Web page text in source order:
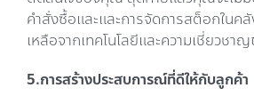
คำสั่งซื้อและและการจัดการสต็อกในค
เหลือจากเทคโนโลยีและความเชี่ยวช
5.การสร้างประสบการณ์ที่ดีให้กับลูกค้า